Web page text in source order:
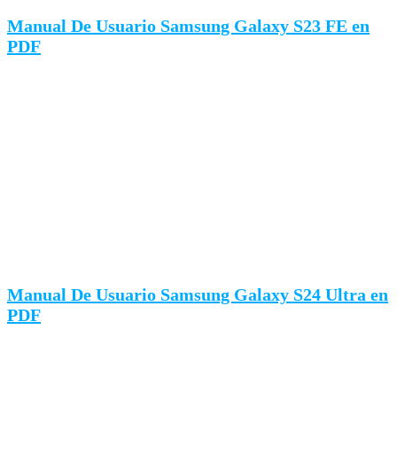
Manual De Usuario Samsung Galaxy S23 FE en
PDF
Manual De Usuario Samsung Galaxy S24 Ultra en
PDF